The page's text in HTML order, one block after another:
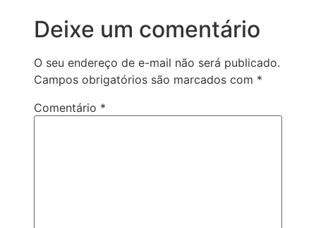
Deixe um comentário
O seu endereço de e-mail não será publicado.
Campos obrigatórios são marcados com *
Comentário *